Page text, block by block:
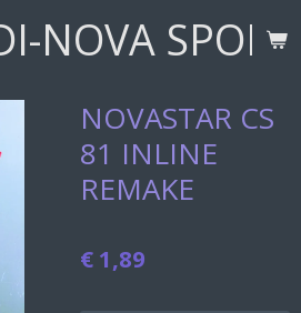
NOVA
NOVASTAR CS
81 INLINE
REMAKE
€ 1,89